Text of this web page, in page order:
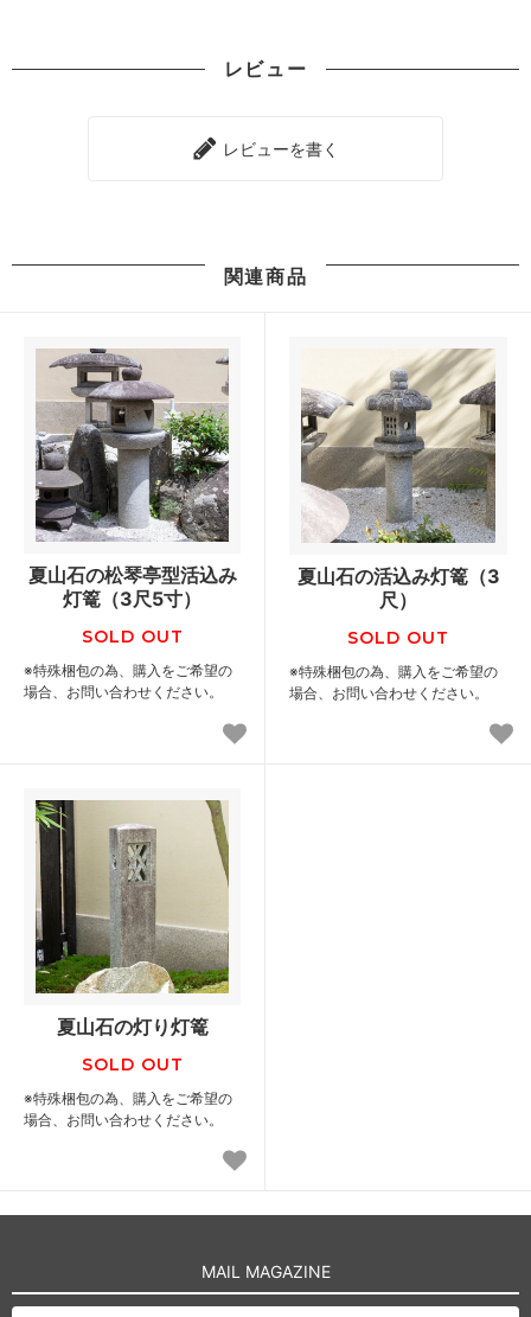
レビュー
レビューを書く
関連商品
夏山石の松琴亭型活込み
灯篭（3尺5寸）
SOLD OUT
※特殊梱包の為、購入をご希望の
場合、お問い合わせください。
夏山石の活込み灯篭（3
尺）
SOLD OUT
※特殊梱包の為、購入をご希望の
場合、お問い合わせください。
夏山石の灯り灯篭
SOLD OUT
※特殊梱包の為、購入をご希望の
場合、お問い合わせください。
MAIL MAGAZINE